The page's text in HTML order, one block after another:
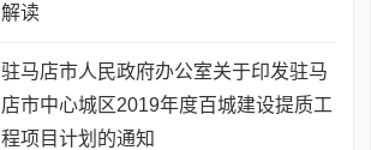
解读
驻马店市人民政府办公室关于印发驻马
店市中心城区2019年度百城建设提质工
程项目计划的通知